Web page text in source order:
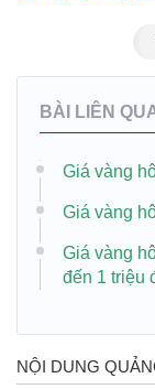
BÀI LIÊN
Giá vàng
Giá vàng
Giá vàng
đến 1 triệu